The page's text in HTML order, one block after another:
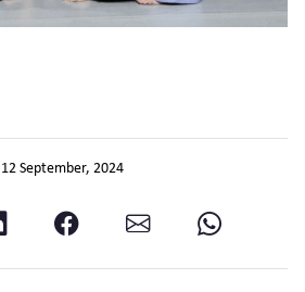
12 September, 2024